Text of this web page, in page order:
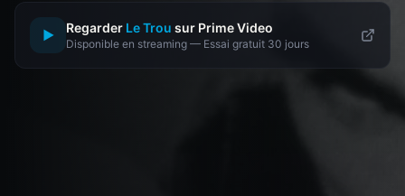
▶ Regarder Le Trou sur Prime Video
Disponible en streaming — Essai gratuit 30 jours